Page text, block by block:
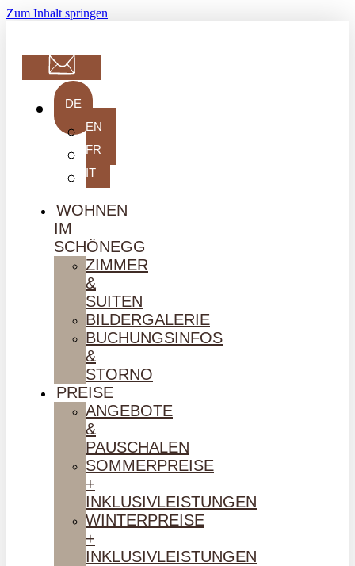
Zum Inhalt springen
DE
EN
FR
IT
WOHNEN
IM
SCHÖNEGG
ZIMMER
&
SUITEN
BILDERGALERIE
BUCHUNGSINFOS
&
STORNO
PREISE
ANGEBOTE
&
PAUSCHALEN
SOMMERPREISE
+
INKLUSIVLEISTUNGEN
WINTERPREISE
+
INKLUSIVLEISTUNGEN